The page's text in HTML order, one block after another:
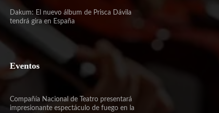
Dakum: El nuevo álbum de Prisca Dávila
tendrá gira en España
Eventos
Compañía Nacional de Teatro presentará
impresionante espectáculo de fuego en la